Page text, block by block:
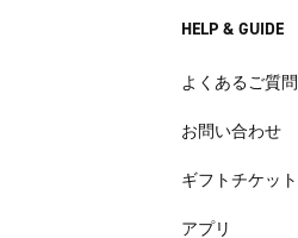
HELP & GUIDE
よくあるご質問
お問い合わせ
ギフトチケット
アプリ